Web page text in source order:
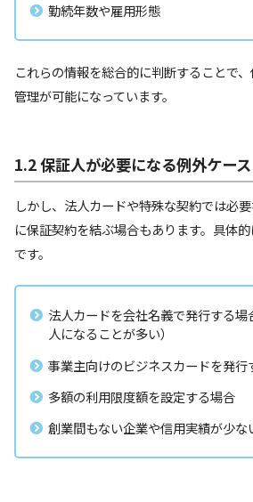
勤続年数や雇用形態
これらの情報を総合的に判断することで
管理が可能になっています。
1.2 保証人が必要になる例外ケース
しかし、法人カードや特殊な契約では必
に保証契約を結ぶ場合もあります。具体
です。
法人カードを会社名義で発行する
人になることが多い）
事業主向けのビジネスカードを発行
多額の利用限度額を設定する場合
創業間もない企業や信用実績が少な